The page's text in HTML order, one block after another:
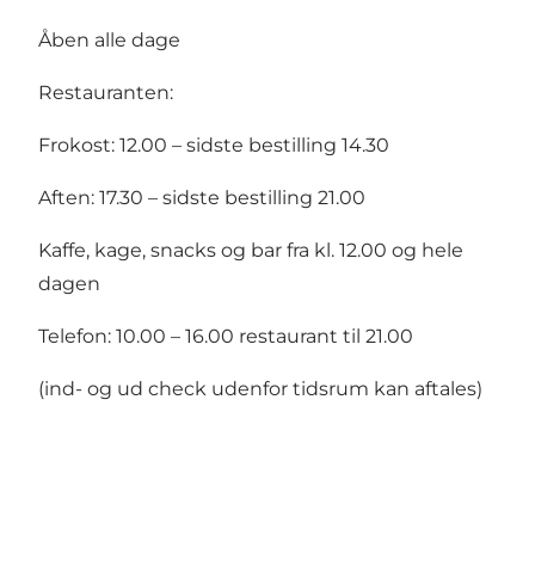
Åben alle dage
Restauranten:
Frokost: 12.00 – sidste bestilling 14.30
Aften: 17.30 – sidste bestilling 21.00
Kaffe, kage, snacks og bar fra kl. 12.00 og hele
dagen
Telefon: 10.00 – 16.00 restaurant til 21.00
(ind- og ud check udenfor tidsrum kan aftales)